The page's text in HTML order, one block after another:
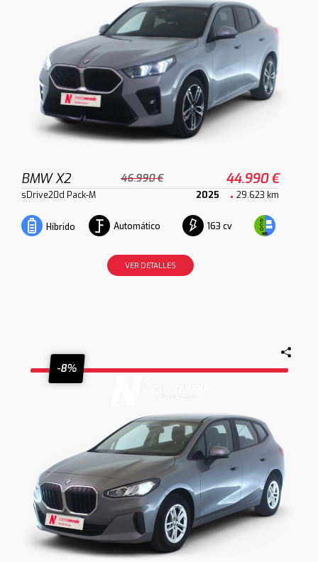
BMW X2 46.990 € 44.990 €
sDrive20d Pack-M 2025 29.623 km
Híbrido Automático 163 cv
VER DETALLES
-8%